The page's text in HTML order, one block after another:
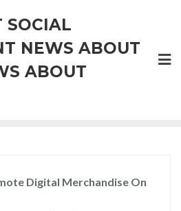
SOCIAL
NEWS ABOUT
ABOUT
Digital Merchandise On